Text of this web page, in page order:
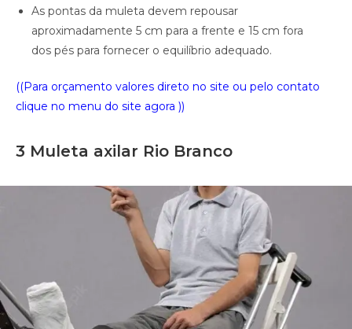
As pontas da muleta devem repousar
aproximadamente 5 cm para a frente e 15 cm fora
dos pés para fornecer o equilíbrio adequado.
((Para orçamento valores direto no site ou pelo contato
clique no menu do site agora ))
3 Muleta axilar Rio Branco